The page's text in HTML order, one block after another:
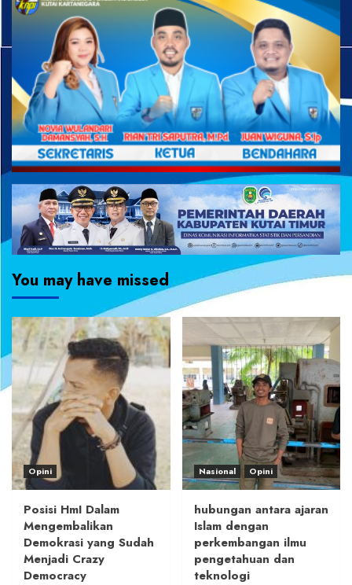
You may have missed
Opini
Posisi HmI Dalam
Mengembalikan
Demokrasi yang Sudah
Menjadi Crazy
Democracy
Nasional Opini
hubungan antara ajaran
Islam dengan
perkembangan ilmu
pengetahuan dan
teknologi